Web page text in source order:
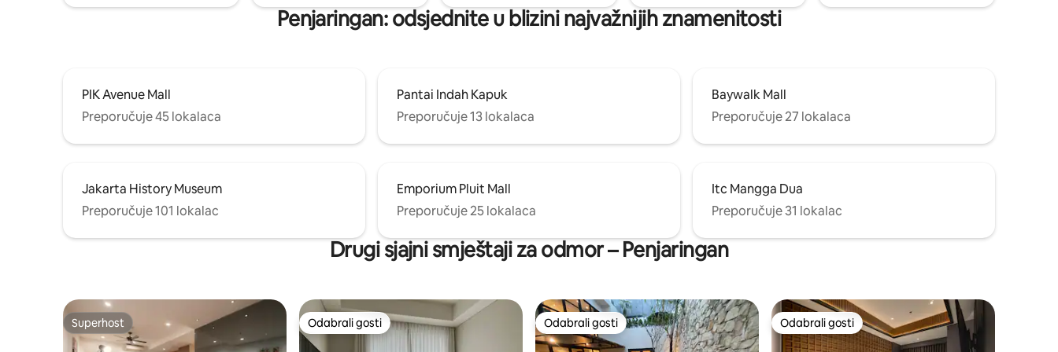
Penjaringan: odsjednite u blizini najvažnijih znamenitosti
PIK Avenue Mall
Preporučuje 45 lokalaca
Pantai Indah Kapuk
Preporučuje 13 lokalaca
Baywalk Mall
Preporučuje 27 lokalaca
Jakarta History Museum
Preporučuje 101 lokalac
Emporium Pluit Mall
Preporučuje 25 lokalaca
Itc Mangga Dua
Preporučuje 31 lokalac
Drugi sjajni smještaji za odmor – Penjaringan
Superhost
Superhost Odabrali gosti
Odabrali gosti Odabrali gosti
Odabrali gosti Odabrali gosti
Odabrali gosti